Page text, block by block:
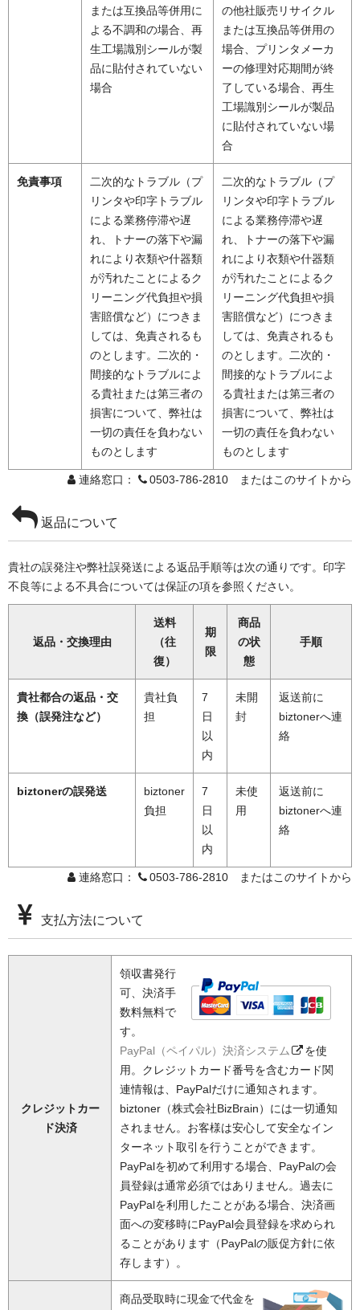
または互換品等併用に
よる不調和の場合、再
生工場識別シールが製
品に貼付されていない
場合
の他社販売リサイクル
または互換品等併用の
場合、プリンタメーカ
ーの修理対応期間が終
了している場合、再生
工場識別シールが製品
に貼付されていない場
合
免責事項
二次的なトラブル（プ
リンタや印字トラブル
による業務停滞や遅
れ、トナーの落下や漏
れにより衣類や什器類
が汚れたことによるク
リーニング代負担や損
害賠償など）につきま
しては、免責されるも
のとします。二次的・
間接的なトラブルによ
る貴社または第三者の
損害について、弊社は
一切の責任を負わない
ものとします
二次的なトラブル（プ
リンタや印字トラブル
による業務停滞や遅
れ、トナーの落下や漏
れにより衣類や什器類
が汚れたことによるク
リーニング代負担や損
害賠償など）につきま
しては、免責されるも
のとします。二次的・
間接的なトラブルによ
る貴社または第三者の
損害について、弊社は
一切の責任を負わない
ものとします
連絡窓口： 0503-786-2810 またはこのサイトから
返品について
貴社の誤発注や弊社誤発送による返品手順等は次の通りです。印字
不良等による不具合については保証の項を参照ください。
返品・交換理由
送料
（往
復）
期
限
商品
の状
態
手順
貴社都合の返品・交
換（誤発注など）
貴社負
担
7
日
以
内
未開
封
返送前に
biztonerへ連
絡
biztonerの誤発送
biztoner
負担
7
日
以
内
未使
用
返送前に
biztonerへ連
絡
連絡窓口： 0503-786-2810 またはこのサイトから
支払方法について
クレジットカー
ド決済
領収書発行
可、決済手
数料無料で
す。
PayPal（ペイパル）決済システム
を使
用。クレジットカード番号を含むカード関
連情報は、PayPalだけに通知されます。
biztoner（株式会社BizBrain）には一切通知
されません。お客様は安心して安全なイン
ターネット取引を行うことができます。
PayPalを初めて利用する場合、PayPalの会
員登録は通常必須ではありません。過去に
PayPalを利用したことがある場合、決済画
面への変移時にPayPal会員登録を求められ
ることがあります（PayPalの販促方針に依
存します）。
商品受取時に現金で代金を